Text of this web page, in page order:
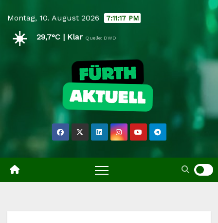
content
Montag, 10. August 2026 7:11:17 PM
☀️ 29,7°C | Klar Quelle: DWD